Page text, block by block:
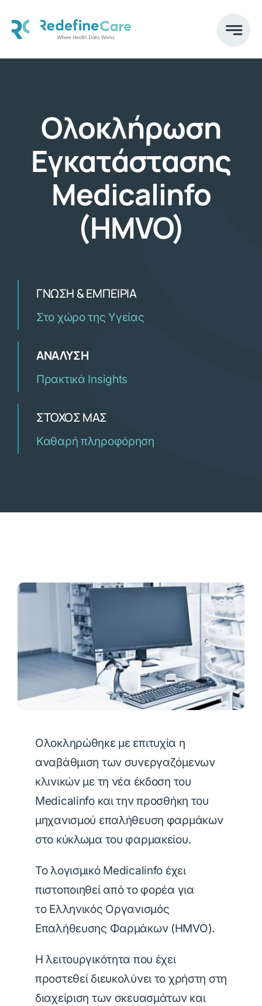
Ολοκλήρωση
Εγκατάστασης
Medicalinfo
(HMVO)
ΓΝΏΣΗ & ΕΜΠΕΙΡΊΑ
Στο χώρο της Υγείας
ΑΝΆΛΥΣΗ
Πρακτικά Insights
ΣΤΌΧΟΣ ΜΑΣ
Καθαρή πληροφόρηση
Ολοκληρώθηκε με επιτυχία η
αναβάθμιση των συνεργαζόμενων
κλινικών με τη νέα έκδοση του
Medicalinfo και την προσθήκη του
μηχανισμού επαλήθευση φαρμάκων
στο κύκλωμα του φαρμακείου.
Το λογισμικό Medicalinfo έχει
πιστοποιηθεί από το φορέα για
το Ελληνικός Οργανισμός
Επαλήθευσης Φαρμάκων (HMVO).
Η λειτουργικότητα που έχει
προστεθεί διευκολύνει το χρήστη στη
διαχείριση των σκευασμάτων και